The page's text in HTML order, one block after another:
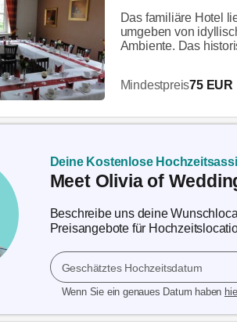
Das familiäre Hotel
umgeben von
Ambiente. Das
Mindestpreis75 EUR
Deine Kostenlose
Meet Olivia of
Beschreibe uns deine
Preisangebote für
Geschätztes Hochzeitsdatum
Wenn Sie ein genaues Datum haben